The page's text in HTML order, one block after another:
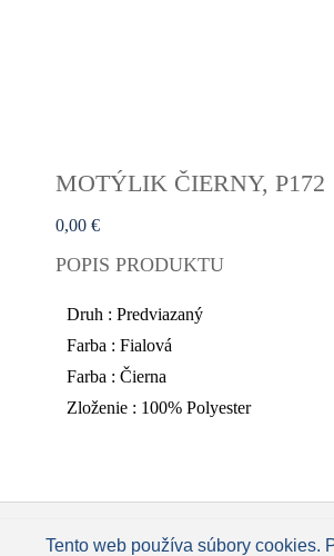
MOTÝLIK ČIERNY, P172
0,00 €
POPIS PRODUKTU
Druh : Predviazaný
Farba : Fialová
Farba : Čierna
Zloženie : 100% Polyester
Tento web používa súbory cookies.